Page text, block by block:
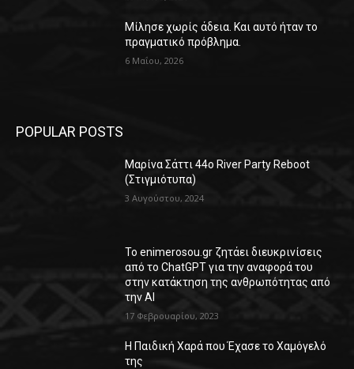
Μίλησε χωρίς άδεια. Και αυτό ήταν το
πραγματικό πρόβλημα.
6 Μαΐου, 2026
POPULAR POSTS
Μαρίνα Σάττι 44o River Party Reboot
(Στιγμιότυπα)
3 Αυγούστου, 2024
Το enimerosou.gr ζητάει διευκρινίσεις
από το ChatGPT για την αναφορά του
στην κατάκτηση της ανθρωπότητας από
την AI
17 Φεβρουαρίου, 2023
Η Παιδική Χαρά που Έχασε το Χαμόγελό
της